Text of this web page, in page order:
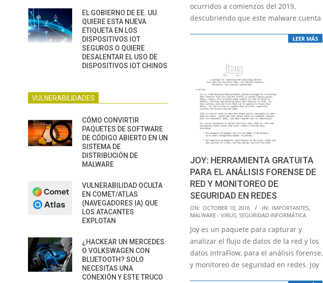
ocurridos a comienzos del 2019,
descubriendo que este malware cuenta
LEER MÁS
JOY: HERRAMIENTA GRATUITA
PARA EL ANÁLISIS FORENSE DE
RED Y MONITOREO DE
SEGURIDAD EN REDES
2016-
10-
10
ON: OCTOBER 10, 2016 IN: IMPORTANTES,
MALWARE - VIRUS, SEGURIDAD INFORMÁTICA
Joy es un paquete para capturar y
analizar el flujo de datos de la red y los
datos IntraFlow, para el análisis forense,
y monitoreo de seguridad en redes. Joy
EL GOBIERNO DE EE. UU.
QUIERE ESTA NUEVA
ETIQUETA EN LOS
DISPOSITIVOS IOT
SEGUROS O QUIERE
DESALENTAR EL USO DE
DISPOSITIVOS IOT CHINOS
VULNERABILIDADES
CÓMO CONVIRTIR
PAQUETES DE SOFTWARE
DE CÓDIGO ABIERTO EN UN
SISTEMA DE
DISTRIBUCIÓN DE
MALWARE
VULNERABILIDAD OCULTA
EN COMET/ATLAS
(NAVEGADORES IA) QUE
LOS ATACANTES
EXPLOTAN
¿HACKEAR UN MERCEDES
O VOLKSWAGEN CON
BLUETOOTH? SOLO
NECESITAS UNA
CONEXIÓN Y ESTE TRUCO